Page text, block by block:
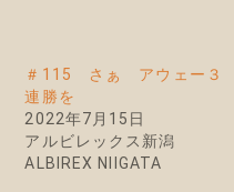
＃115 さぁ アウェー３
連勝を
2022年7月15日
アルビレックス新潟
ALBIREX NIIGATA